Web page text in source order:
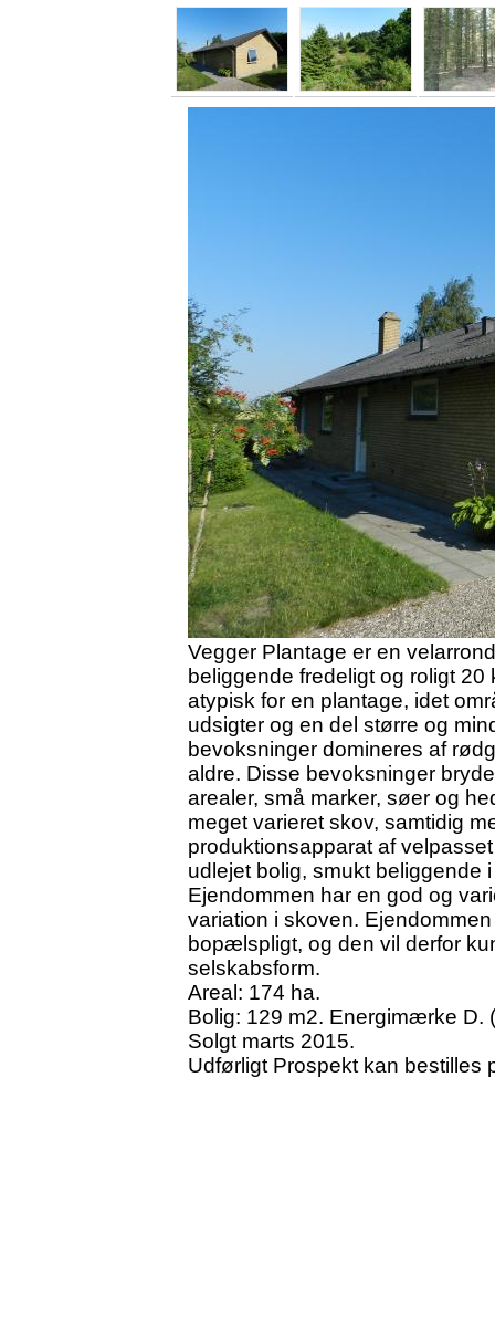
Vegger Plantage er en
beliggende fredeligt og roligt
atypisk for en plantage, idet
udsigter og en del større og
bevoksninger domineres af
aldre. Disse bevoksninger
arealer, små marker, søer og
meget varieret skov, samtidig
produktionsapparat af
udlejet bolig, smukt beliggende
Ejendommen har en god og
variation i skoven.
bopælspligt, og den vil derfor
selskabsform.
Areal: 174 ha.
Bolig: 129 m2. Energimærke D.
Solgt marts 2015.
Udførligt Prospekt kan bestilles